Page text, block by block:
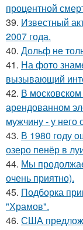
процентной
39. Известный
2007 года.
40. Дольф не
41. На фото
вызывающий
42. В
арендованном
мужчину - у него
43. В 1980 году
озеро пенёр в
44. Мы
очень приятно).
45. Подборка
"Храмов".
46. США